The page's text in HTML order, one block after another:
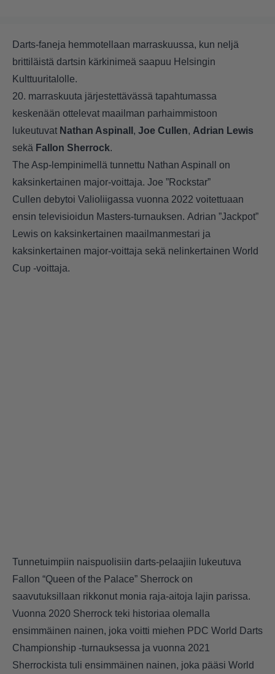
Darts-faneja hemmotellaan marraskuussa, kun neljä
brittiläistä dartsin kärkinimeä saapuu Helsingin
Kulttuuritalolle.
20. marraskuuta järjestettävässä tapahtumassa
keskenään ottelevat maailman parhaimmistoon
lukeutuvat Nathan Aspinall , Joe Cullen, Adrian Lewis
sekä Fallon Sherrock.
The Asp-lempinimellä tunnettu Nathan Aspinall on
kaksinkertainen major-voittaja. Joe ”Rockstar”
Cullen debytoi Valioliigassa vuonna 2022 voitettuaan
ensin televisioidun Masters-turnauksen. Adrian ”Jackpot”
Lewis on kaksinkertainen maailmanmestari ja
kaksinkertainen major-voittaja sekä nelinkertainen World
Cup -voittaja.
Tunnetuimpiin naispuolisiin darts-pelaajiin lukeutuva
Fallon “Queen of the Palace” Sherrock on
saavutuksillaan rikkonut monia raja-aitoja lajin parissa.
Vuonna 2020 Sherrock teki historiaa olemalla
ensimmäinen nainen, joka voitti miehen PDC World Darts
Championship -turnauksessa ja vuonna 2021
Sherrockista tuli ensimmäinen nainen, joka pääsi World